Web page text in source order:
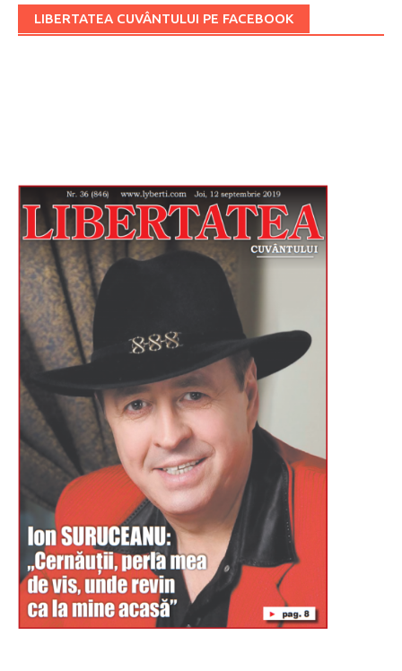
LIBERTATEA CUVÂNTULUI PE FACEBOOK